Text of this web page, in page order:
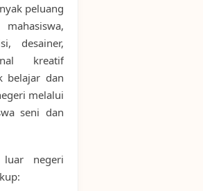
peluang
desainer,
kreatif
belajar dan
melalui
seni dan
luar negeri